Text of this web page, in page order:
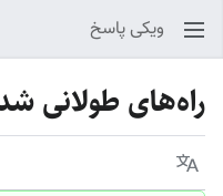
ویکی پاسخ
راه‌های طولانی
زبان